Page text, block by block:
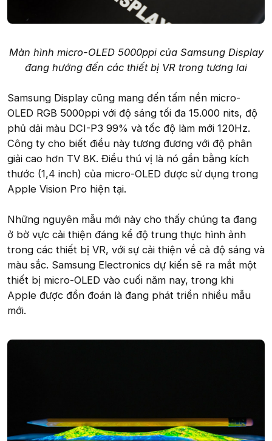
Màn hình micro-OLED 5000ppi của Samsung Display
đang hướng đến các thiết bị VR trong tương lai
Samsung Display cũng mang đến tấm nền micro-
OLED RGB 5000ppi với độ sáng tối đa 15.000 nits, độ
phủ dải màu DCI-P3 99% và tốc độ làm mới 120Hz.
Công ty cho biết điều này tương đương với độ phân
giải cao hơn TV 8K. Điều thú vị là nó gần bằng kích
thước (1,4 inch) của micro-OLED được sử dụng trong
Apple Vision Pro hiện tại.
Những nguyên mẫu mới này cho thấy chúng ta đang
ở bờ vực cải thiện đáng kể độ trung thực hình ảnh
trong các thiết bị VR, với sự cải thiện về cả độ sáng và
màu sắc. Samsung Electronics dự kiến sẽ ra mắt một
thiết bị micro-OLED vào cuối năm nay, trong khi
Apple được đồn đoán là đang phát triển nhiều mẫu
mới.